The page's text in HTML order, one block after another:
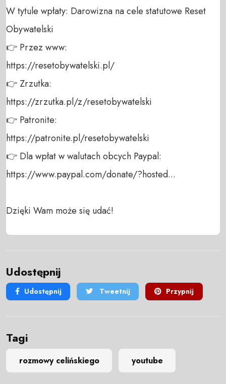
W tytule wpłaty: Darowizna na cele statutowe Reset
Obywatelski
👉 Przez www:
https://resetobywatelski.pl/
👉 Zrzutka:
https://zrzutka.pl/z/resetobywatelski
👉 Patronite:
https://patronite.pl/resetobywatelski
👉 Dla wpłat w walutach obcych Paypal:
https://www.paypal.com/donate/?hosted...
Dzięki Wam może się udać!
Udostępnij
Udostępnij Tweetnij Przypnij
Tagi
rozmowy celińskiego youtube